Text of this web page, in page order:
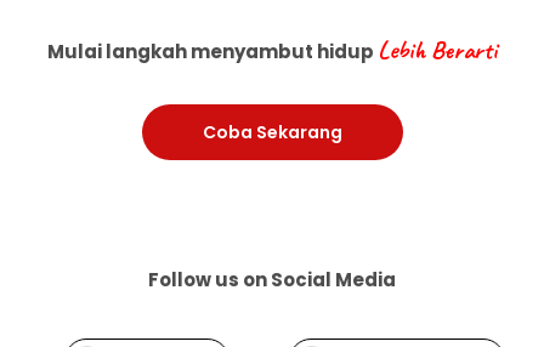
Mulai langkah menyambut hidup Lebih Berarti
Coba Sekarang
Follow us on Social Media